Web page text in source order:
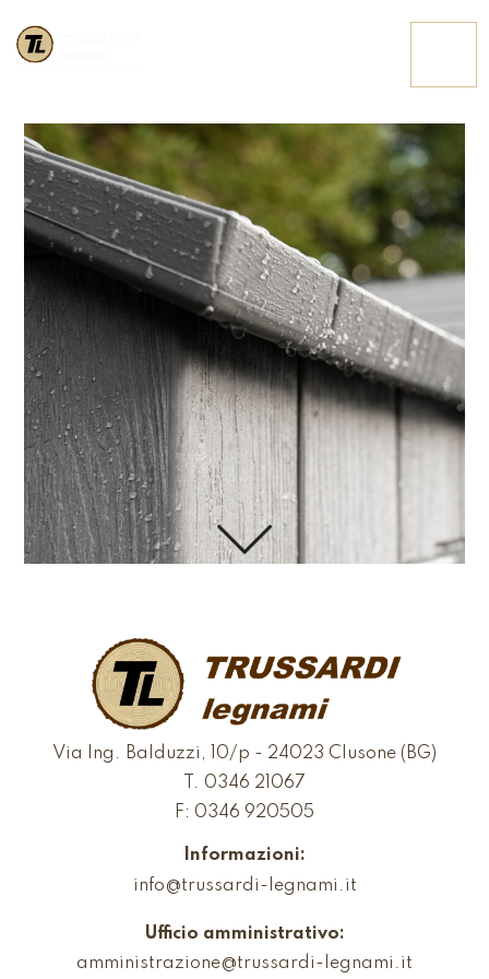
Via Ing. Balduzzi, 10/p - 24023 Clusone (BG)
T. 0346 21067
F: 0346 920505
Informazioni:
info@trussardi-legnami.it
Ufficio amministrativo:
amministrazione@trussardi-legnami.it